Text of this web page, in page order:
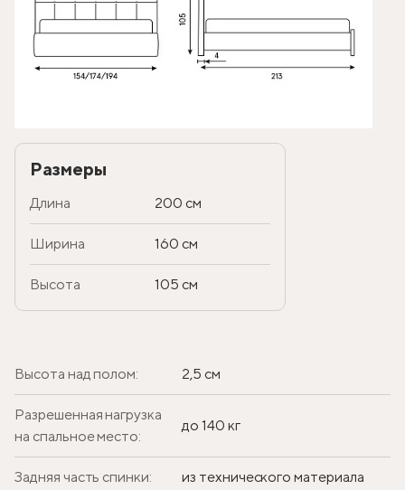
Размеры
Длина 200 см
Ширина 160 см
Высота 105 см
Высота над полом: 2,5 см
Разрешенная нагрузка
на спальное место:
до 140 кг
Задняя часть спинки: из технического материала